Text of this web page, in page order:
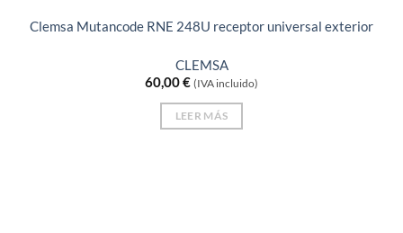
Clemsa Mutancode RNE 248U receptor universal exterior
CLEMSA
60,00€ (IVA incluido)
LEER MÁS